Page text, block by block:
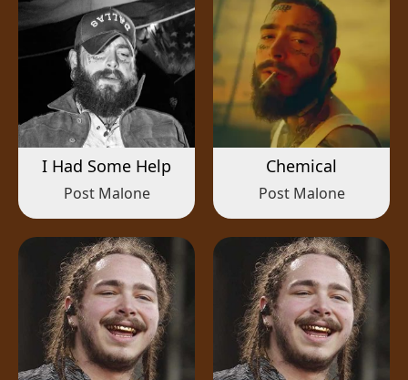
I Had Some Help
Post Malone
Chemical
Post Malone